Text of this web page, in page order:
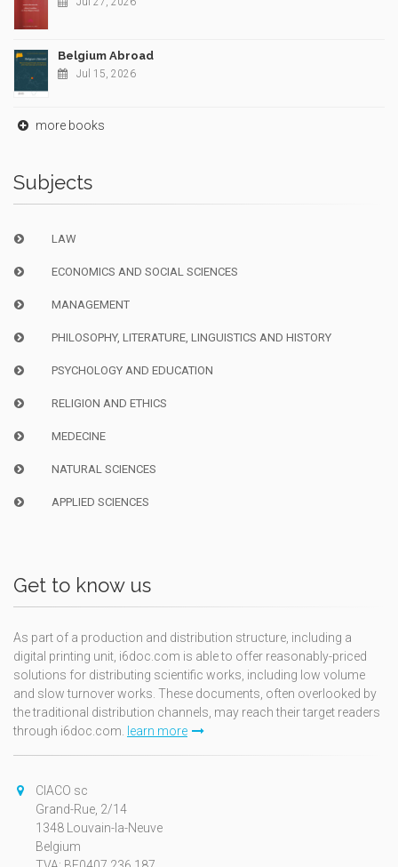
Belgium Abroad
Jul 15, 2026
more books
Subjects
LAW
ECONOMICS AND SOCIAL SCIENCES
MANAGEMENT
PHILOSOPHY, LITERATURE, LINGUISTICS AND HISTORY
PSYCHOLOGY AND EDUCATION
RELIGION AND ETHICS
MEDECINE
NATURAL SCIENCES
APPLIED SCIENCES
Get to know us
As part of a production and distribution structure, including a
digital printing unit, i6doc.com is able to offer reasonably-priced
solutions for distributing scientific works, including low volume
and slow turnover works. These documents, often overlooked by
the traditional distribution channels, may reach their target readers
through i6doc.com.
learn more
CIACO sc
Grand-Rue, 2/14
1348 Louvain-la-Neuve
Belgium